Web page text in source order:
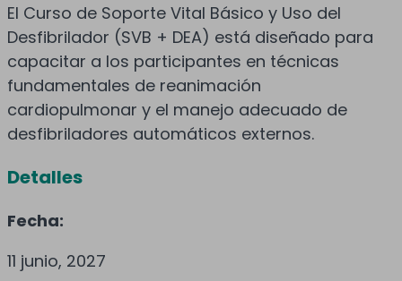
El Curso de Soporte Vital Básico y Uso del
Desfibrilador (SVB + DEA) está diseñado para
capacitar a los participantes en técnicas
fundamentales de reanimación
cardiopulmonar y el manejo adecuado de
desfibriladores automáticos externos.
Detalles
Fecha:
11 junio, 2027